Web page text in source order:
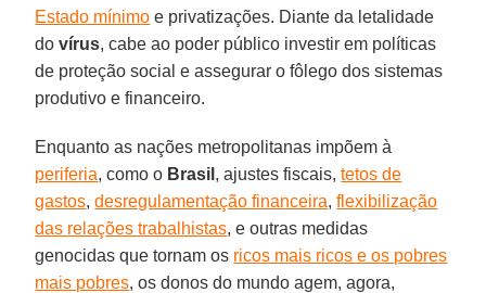
Estado mínimo e privatizações. Diante da letalidade
dovírus, cabe ao poder público investir em políticas
de proteção social e assegurar o fôlego dos sistemas
produtivo e financeiro.
Enquanto as nações metropolitanas impõem à
periferia, como o Brasil , ajustes fiscais,tetos de
gastos,desregulamentação financeira,flexibilização
das relações trabalhistas, e outras medidas
genocidas que tornam os ricos mais ricos e os pobres
mais pobres, os donos do mundo agem, agora,